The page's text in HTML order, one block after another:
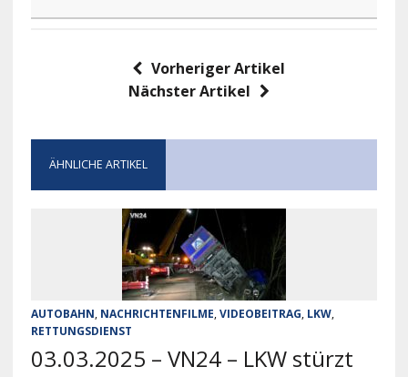
Vorheriger Artikel
Nächster Artikel
ÄHNLICHE ARTIKEL
AUTOBAHN, NACHRICHTENFILME,VIDEOBEITRAG, LKW,
RETTUNGSDIENST
03.03.2025 – VN24 – LKW stürzt